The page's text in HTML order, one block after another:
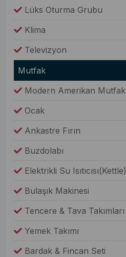
Lüks Oturma Grubu
Klima
Televizyon
Mutfak
Modern Amerikan Mutfak
Ocak
Ankastre Fırın
Buzdolabı
Elektrikli Su Isıtıcısı(Kettle)
Bulaşık Makinesi
Tencere & Tava Takımları
Yemek Takımı
Bardak & Fincan Seti